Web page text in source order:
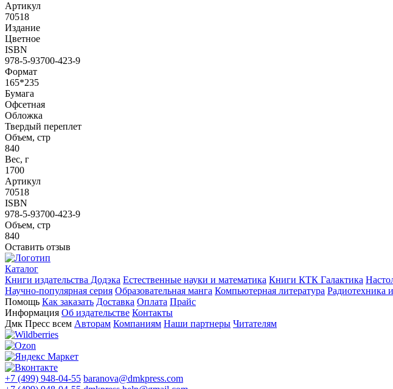
Артикул
70518
Издание
Цветное
ISBN
978-5-93700-423-9
Формат
165*235
Бумага
Офсетная
Обложка
Твердый переплет
Объем, стр
840
Вес, г
1700
Артикул
70518
ISBN
978-5-93700-423-9
Объем, стр
840
Оставить отзыв
Каталог
Книги издательства Додэка Естественные науки и математика Книги КТК Галактика
Научно-популярная серия Образовательная манга Компьютерная литература Радиотехника
Помощь Как заказать Доставка Оплата Прайс
Информация Об издательстве Контакты
Дмк Пресс всем Авторам Компаниям Наши партнеры Читателям
+7 (499) 948-04-55 baranova@dmkpress.com